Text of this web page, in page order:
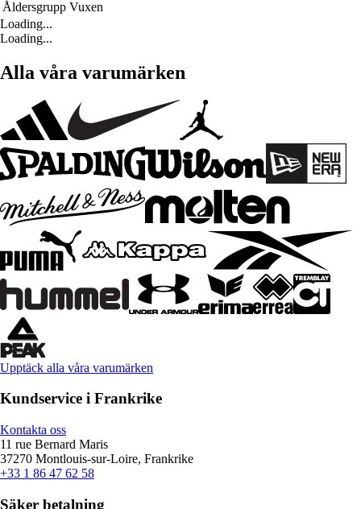
Åldersgrupp Vuxen
Loading...
Loading...
Alla våra varumärken
Upptäck alla våra varumärken
Kundservice i Frankrike
Kontakta oss
11 rue Bernard Maris
37270 Montlouis-sur-Loire, Frankrike
+33 1 86 47 62 58
Säker betalning